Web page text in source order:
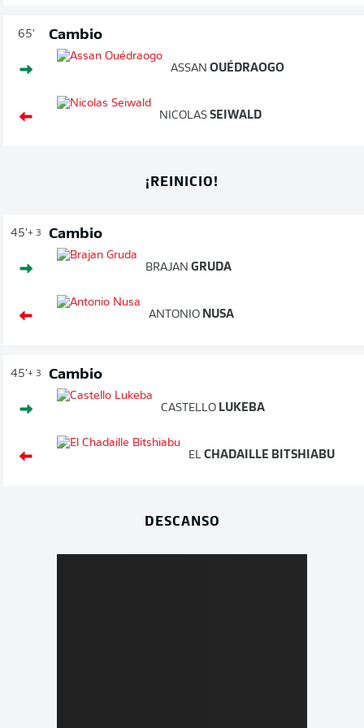
65' Cambio
ASSAN OUÉDRAOGO
NICOLAS SEIWALD
¡REINICIO!
45'+ 3 Cambio
BRAJAN GRUDA
ANTONIO NUSA
45'+ 3 Cambio
CASTELLO LUKEBA
EL CHADAILLE BITSHIABU
DESCANSO